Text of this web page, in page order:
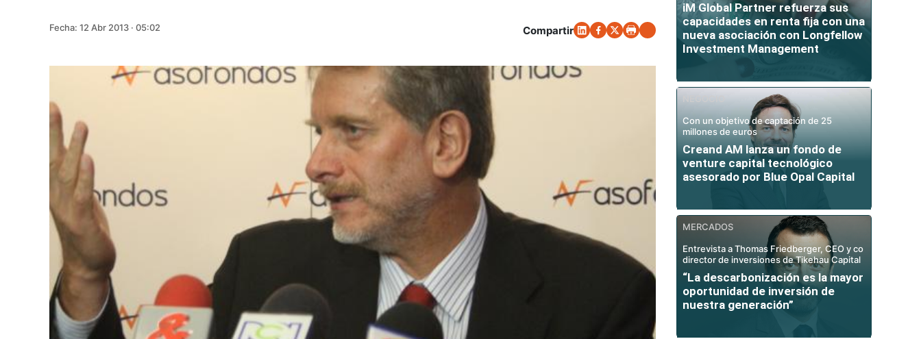
Fecha: 12 Abr 2013 · 05:02 Compartir
iM Global Partner refuerza sus
capacidades en renta fija con una
nueva asociación con Longfellow
Investment Management
Con un objetivo de captación de 25
millones de euros
Creand AM lanza un fondo de
venture capital tecnológico
asesorado por Blue Opal Capital
MERCADOS
Entrevista a Thomas Friedberger, CEO y co
director de inversiones de Tikehau Capital
“La descarbonización es la mayor
oportunidad de inversión de
nuestra generación”